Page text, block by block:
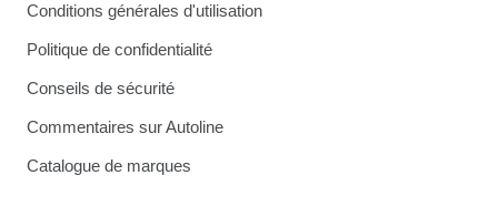
Conditions générales d'utilisation
Politique de confidentialité
Conseils de sécurité
Commentaires sur Autoline
Catalogue de marques